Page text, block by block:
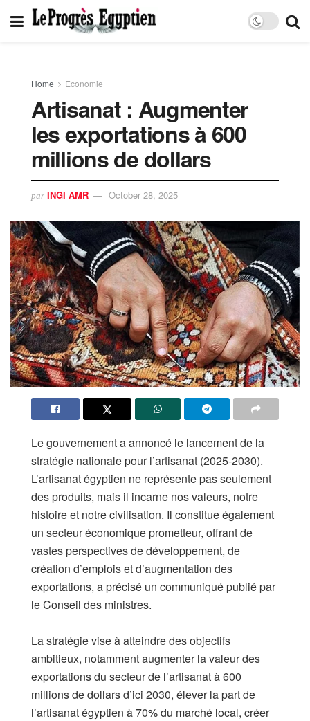
Home Economie
Artisanat : Augmenter
les exportations à 600
millions de dollars
par INGI AMR October 28, 2025
Le gouvernement a annoncé le lancement de la
stratégie nationale pour l’artisanat (2025-2030).
L’artisanat égyptien ne représente pas seulement
des produits, mais il incarne nos valeurs, notre
histoire et notre civilisation. Il constitue également
un secteur économique prometteur, offrant de
vastes perspectives de développement, de
création d’emplois et d’augmentation des
exportations, a précisé un communiqué publié par
le Conseil des ministres.
La stratégie vise à atteindre des objectifs
ambitieux, notamment augmenter la valeur des
exportations du secteur de l’artisanat à 600
millions de dollars d’ici 2030, élever la part de
l’artisanat égyptien à 70% du marché local, créer